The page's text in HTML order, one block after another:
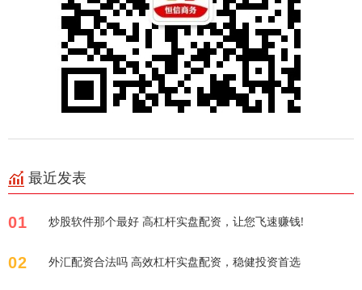
最近发表
01 炒股软件那个最好 高杠杆实盘配资，让您飞速赚钱!
02 外汇配资合法吗 高效杠杆实盘配资，稳健投资首选